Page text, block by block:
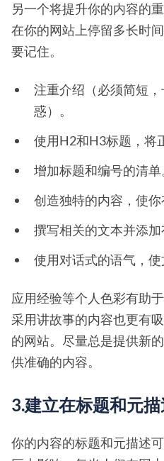
另一个将提升你的内容的
在你的网站上停留多长时
要记住。
注重介绍（必须简短
惑）。
使用H2和H3标题，将
增加标题和编号的清单
创造独特的内容，使
撰写相关的文本并添
使用对话式的语气，
应用经验等个人色彩有助
采用讲故事的内容也更有
的网站。尽量总是提供新
供准确的内容。
3.建立在标题和元
你的内容的标题和元描述